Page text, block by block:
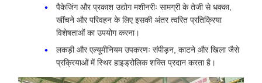
पैकेजिंग और प्रकाश उद्योग मशीनरीः सामग्री के तेजी से धक्का,
खींचने और परिवहन के लिए इसकी अंतर त्वरित प्रतिक्रिया
विशेषताओं का उपयोग करना।
लकड़ी और एल्यूमीनियम उपकरणः संपीड़न, काटने और खिला जैसे
प्रक्रियाओं में स्थिर हाइड्रोलिक शक्ति प्रदान करता है।